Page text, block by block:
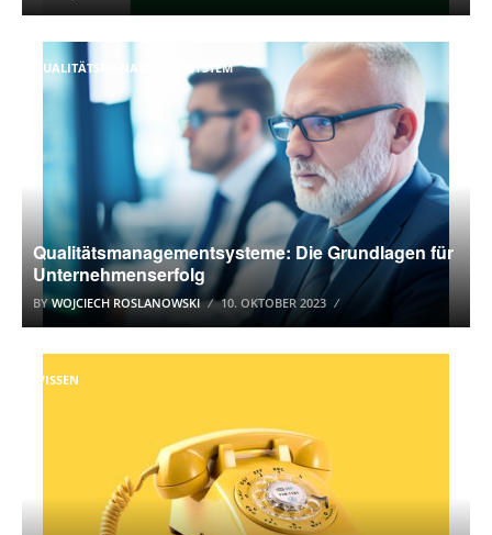
QUALITÄTSMANAGEMENTSYSTEM
Qualitätsmanagementsysteme: Die Grundlagen für
Unternehmenserfolg
BYWOJCIECH ROSLANOWSKI 10. OKTOBER 2023
WISSEN